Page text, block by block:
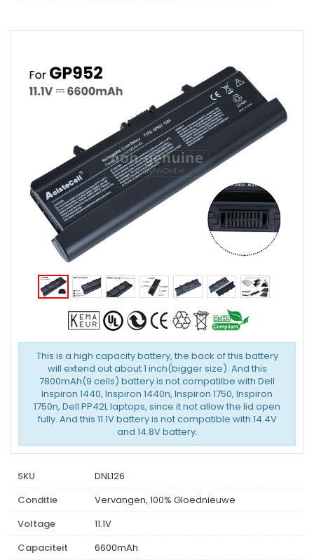
This is a high capacity battery, the back of this battery
will extend out about 1 inch(bigger size). And this
7800mAh(9 cells) battery is not compatilbe with Dell
Inspiron 1440, Inspiron 1440n, Inspiron 1750, Inspiron
1750n, Dell PP42L laptops, since it not allow the lid open
fully. And this 11.1V battery is not compatible with 14.4V
and 14.8V battery.
SKU
DNL126
Conditie
Vervangen, 100% Gloednieuwe
Voltage
11.1V
Capaciteit
6600mAh